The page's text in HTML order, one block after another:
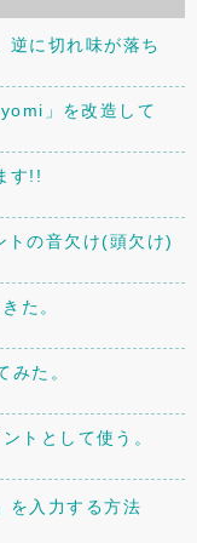
逆に切れ味が落ち
」を改造して
す!!
トの音欠け(頭欠け)
た。
みた。
トとして使う。
を入力する方法